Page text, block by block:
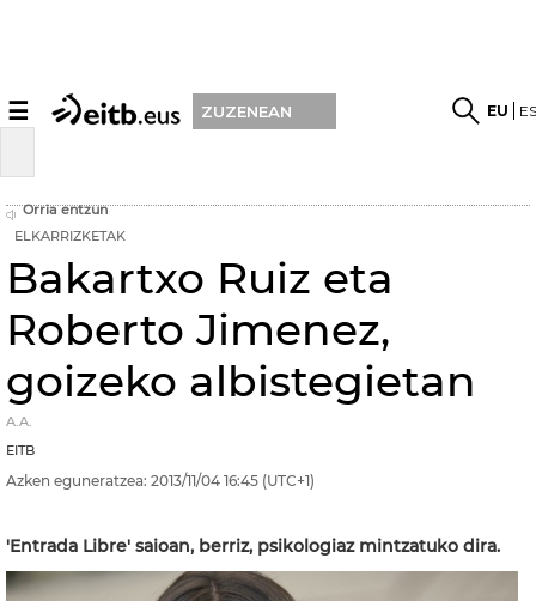
☰ ZUZENEAN EU
Orria entzun
ELKARRIZKETAK
Bakartxo Ruiz eta
Roberto Jimenez,
goizeko albistegietan
A.A.
EITB
Azken eguneratzea: 2013/11/04 16:45 (UTC+1)
'Entrada Libre' saioan, berriz, psikologiaz mintzatuko dira.